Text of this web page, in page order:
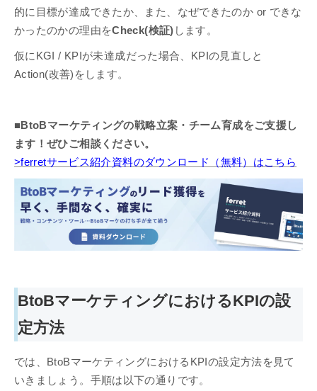
的に目標が達成できたか、また、なぜできたのか or できな
かったのかの理由をCheck(検証) します。
仮にKGI / KPIが未達成だった場合、KPIの見直しと
Action(改善)をします。
■BtoBマーケティングの戦略立案・チーム育成をご支援し
ます！ぜひご相談ください。
>ferretサービス紹介資料のダウンロード（無料）はこちら
BtoBマーケティングにおけるKPIの設
定方法
では、BtoBマーケティングにおけるKPIの設定方法を見て
いきましょう。手順は以下の通りです。